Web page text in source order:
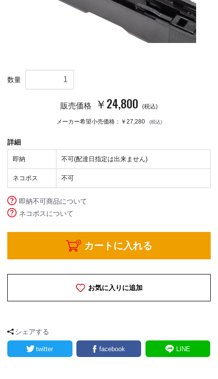
数量
販売価格 ￥24,800 (税込)
メーカー希望小売価格：￥27,280 (税込)
詳細
即納 不可(配達日指定は出来ません)
ネコポス 不可
即納不可商品について
ネコポスについて
カートに入れる
お気に入りに追加
シェアする
twitter facebook LINE